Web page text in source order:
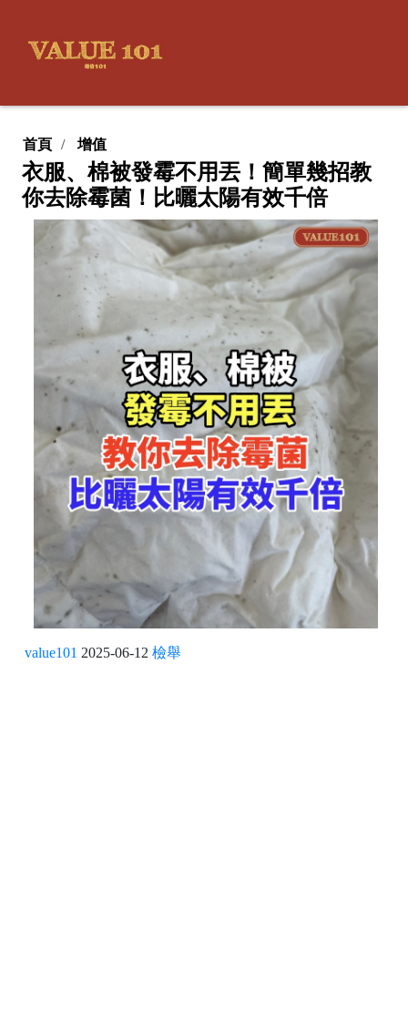
首頁 增值
衣服、棉被發霉不用丟！簡單幾招教
你去除霉菌！比曬太陽有效千倍
value101 2025-06-12 檢舉